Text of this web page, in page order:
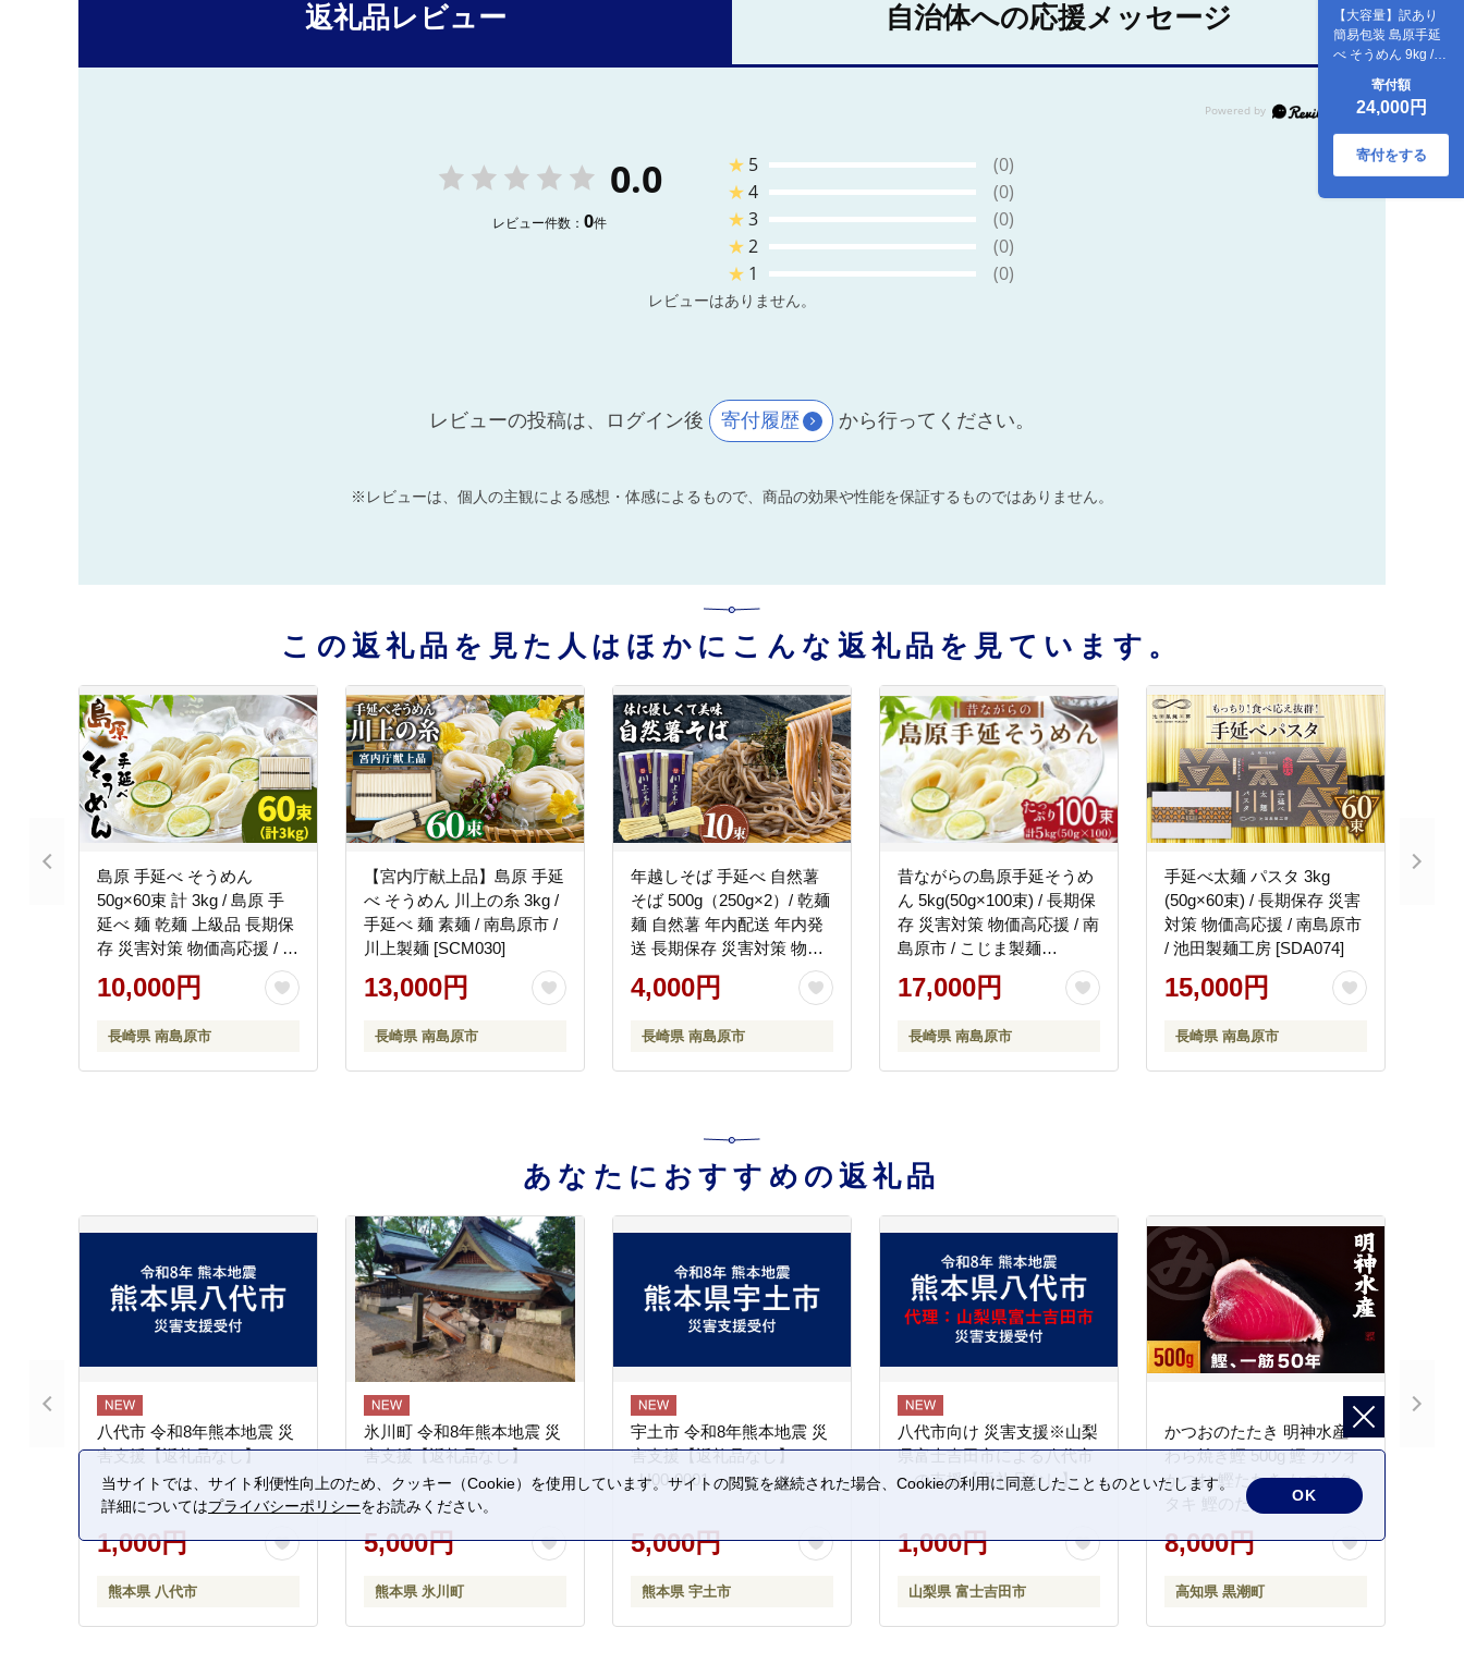
【大容量】訳あり
簡易包装 島原手延
べ そうめん 9kg /
長期保存 災害対策
物価高応援 / 南島原
市 / 吉岡製麺工場
[SDG029]
寄付額
24,000円
寄付をする
返礼品レビュー 自治体への応援メッセージ
0.0
レビュー件数： 0件
★ 5
(0)
★4
(0)
★3
(0)
★2
(0)
★ 1 (0)
レビューはありません。
レビューの投稿は、ログイン後 寄付履歴 から行ってください。
※レビューは、個人の主観による感想・体感によるもので、商品の効果や性能を保証するものではありません。
この返礼品を見た人はほかにこんな返礼品を見ています。
島原 手延べ そうめん
50g×60束 計 3kg / 島原 手
延べ 麺 乾麺 上級品 長期保
存 災害対策 物価高応援 / 南
島原市 / こじま製麺
[SAZ023]
10,000円
長崎県 南島原市
【宮内庁献上品】島原 手延
べ そうめん 川上の糸 3kg /
手延べ 麺 素麺 / 南島原市 /
川上製麺 [SCM030]
13,000円
長崎県 南島原市
年越しそば 手延べ 自然薯
そば 500g（250g×2）/ 乾麺
麺 自然薯 年内配送 年内発
送 長期保存 災害対策 物価
高応援 / 南島原市 / 川上製
麺 [SCM021]
4,000円
長崎県 南島原市
昔ながらの島原手延そうめ
ん 5kg(50g×100束) / 長期保
存 災害対策 物価高応援 / 南
島原市 / こじま製麺
17,000円
長崎県 南島原市
手延べ太麺 パスタ 3kg
(50g×60束) / 長期保存 災害
対策 物価高応援 / 南島原市
/ 池田製麺工房 [SDA074]
15,000円
長崎県 南島原市
あなたにおすすめの返礼品
八代市 令和8年熊本地震 災
害支援【返礼品なし】
1,000円
熊本県 八代市
氷川町 令和8年熊本地震 災
害支援【返礼品なし】
5,000円
熊本県 氷川町
宇土市 令和8年熊本地震 災
害支援【返礼品なし】
_U00-0001
5,000円
熊本県 宇土市
八代市向け 災害支援※山梨
県富士吉田市による八代市
への支援【返礼品なし】
1,000円
山梨県 富士吉田市
かつおのたたき 明神水産
わら焼き鰹 500g 鰹 カツオ
かつお 鰹たたき かつおタ
タキ 鰹のたたき かつおの
タタキ 藁焼き わら焼き 魚
さかな 海鮮 刺身 お刺身 冷
ご当地 本場 高知 黒潮町 ギ
フト 贈答品 人気 返礼品 ふ
8,000円
高知県 黒潮町
当サイトでは、サイト利便性向上のため、クッキー（Cookie）を使用しています。サイトの閲覧を継続された場合、Cookieの利用に同意したことものといたします。
詳細についてはプライバシーポリシーをお読みください。
OK